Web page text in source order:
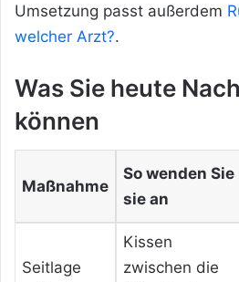
Umsetzung passt außerdem
welcher Arzt?.
Was Sie heute
können
Maßnahme
So wenden Sie
sie an
Seitlage
Kissen
zwischen die